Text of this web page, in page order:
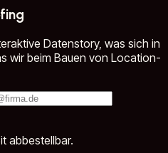
Datenstory, was sich in
wir beim Bauen von Location-
abbestellbar.